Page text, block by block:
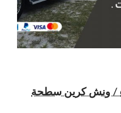
ونش النويصيب / 65557275 / ونش كرين سطحة